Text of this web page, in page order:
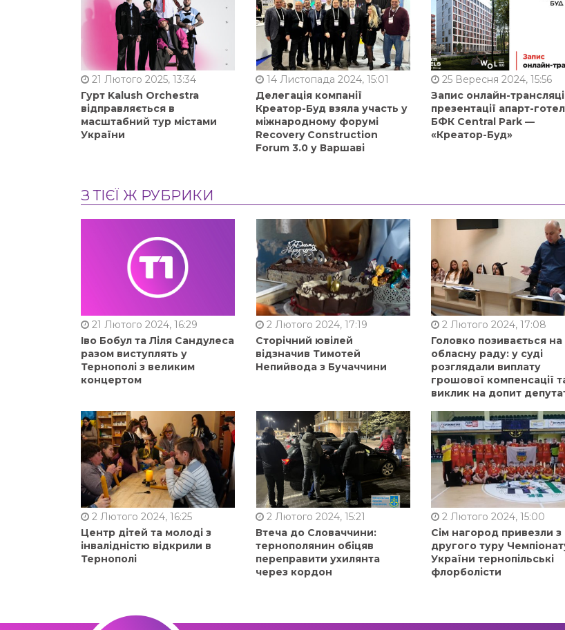
21 Лютого 2025, 13:34
Гурт Kalush Orchestra
відправляється в
масштабний тур містами
України
14 Листопада 2024, 15:01
Делегація компанії
Креатор-Буд взяла участь у
міжнародному форумі
Recovery Construction
Forum 3.0 у Варшаві
25 Вересня 2024, 15:56
Запис онлайн-
презентації апарт-
БФК Central Park —
«Креатор-Буд»
З ТІЄЇ Ж РУБРИКИ
21 Лютого 2024, 16:29
Іво Бобул та Ліля Сандулеса
разом виступлять у
Тернополі з великим
концертом
2 Лютого 2024, 17:19
Сторічний ювілей
відзначив Тимотей
Непийвода з Бучаччини
2 Лютого 2024, 17:08
Головко позивається на
обласну раду: у суді
розглядали виплату
грошової компенсації
виклик на допит
2 Лютого 2024, 16:25
Центр дітей та молоді з
інвалідністю відкрили в
Тернополі
2 Лютого 2024, 15:21
Втеча до Словаччини:
тернополянин обіцяв
переправити ухилянта
через кордон
2 Лютого 2024, 15:00
Сім нагород привезли з
другого туру
України тернопільські
флорболісти